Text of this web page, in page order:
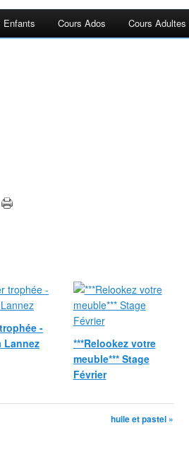
Enfants Cours Ados Cours Adultes
-
Lannez
***Relookez votre
meuble*** Stage
Février
huile et pastel »